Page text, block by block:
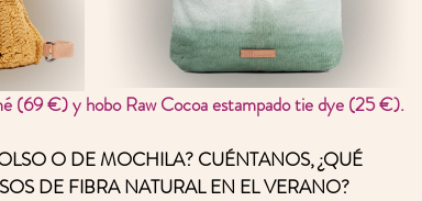
(69 €) y hobo Raw Cocoa estampado tie dye (25 €).
O DE MOCHILA? CUÉNTANOS, ¿QUÉ
DE FIBRA NATURAL EN EL VERANO?